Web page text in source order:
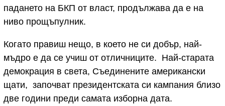
падането на БКП от власт, продължава да е на
ниво прощъпулник.
Когато правиш нещо, в което не си добър, най-
мъдро е да се учиш от отличниците. Най-старата
демокрация в света, Съединените американски
щати, започват президентската си кампания близо
две години преди самата изборна дата.